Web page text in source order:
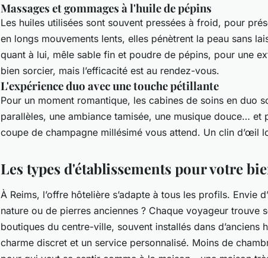
Massages et gommages à l'huile de pépins
Les huiles utilisées sont souvent pressées à froid, pour
en longs mouvements lents, elles pénètrent la peau sans
quant à lui, mêle sable fin et poudre de pépins, pour une
bien sorcier, mais l’efficacité est au rendez-vous.
L'expérience duo avec une touche pétillante
Pour un moment romantique, les cabines de soins en duo
parallèles, une ambiance tamisée, une musique douce… et
coupe de champagne millésimé vous attend. Un clin d’œil
Les types d'établissements pour votre
À Reims, l’offre hôtelière s’adapte à tous les profils. Envie
nature ou de pierres anciennes ? Chaque voyageur trouve
boutiques du centre-ville, souvent installés dans d’anciens
charme discret et un service personnalisé. Moins de